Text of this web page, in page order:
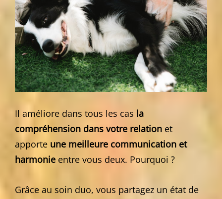
Il améliore dans tous les cas la
compréhension dans votre relation et
apporte une meilleure communication et
harmonie entre vous deux. Pourquoi ?
Grâce au soin duo, vous partagez un état de